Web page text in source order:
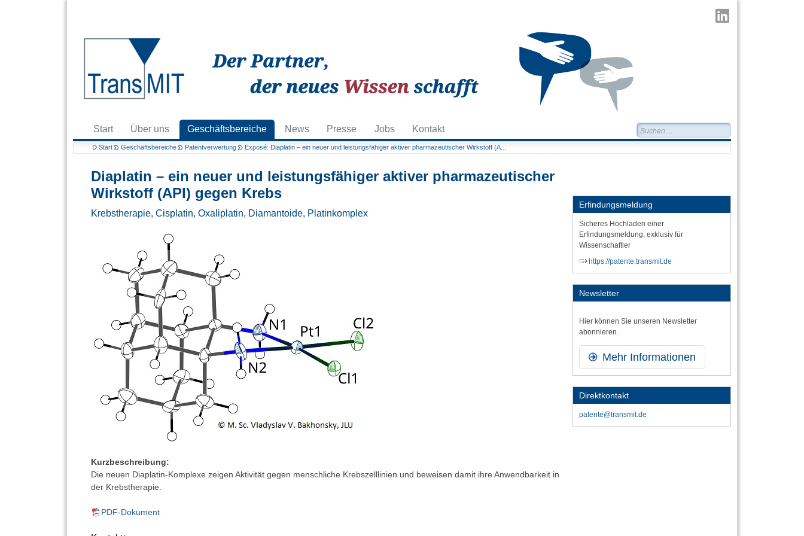
Start Über uns Geschäftsbereiche News Presse Jobs Kontakt Suchen...
Start Geschäftsbereiche Patentverwertung Exposé: Diaplatin – ein neuer und leistungsfähiger aktiver pharmazeutischer Wirkstoff (A...
Erfindungsmeldung
Sicheres Hochladen einer
Erfindungsmeldung, exklusiv für
Wissenschaftler
https://patente.transmit.de
Newsletter
Hier können Sie unseren Newsletter
abonnieren.
Mehr Informationen
Direktkontakt
patente@transmit.de
Diaplatin – ein neuer und leistungsfähiger aktiver pharmazeutischer
Wirkstoff (API) gegen Krebs
Krebstherapie, Cisplatin, Oxaliplatin, Diamantoide, Platinkomplex
Kurzbeschreibung:
Die neuen Diaplatin-Komplexe zeigen Aktivität gegen menschliche Krebszelllinien und beweisen damit ihre Anwendbarkeit in
der Krebstherapie.
PDF-Dokument